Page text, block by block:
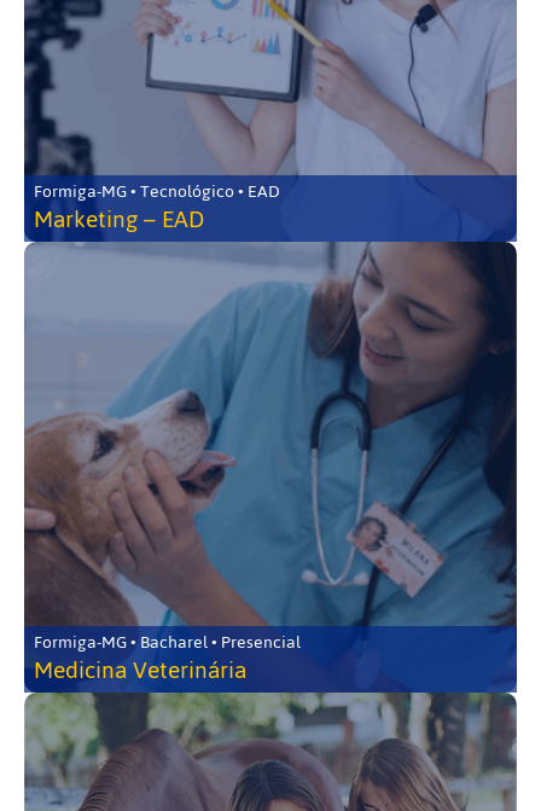
Formiga-MG • Tecnológico • EAD
Marketing – EAD
Formiga-MG • Bacharel • Presencial
Medicina Veterinária